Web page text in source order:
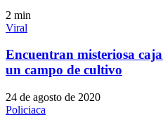
2 min
Viral
Encuentran misteriosa
un campo de cultivo
24 de agosto de 2020
Policiaca